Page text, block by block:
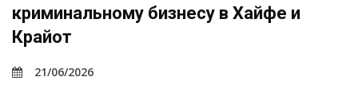
криминальному бизнесу в Хайфе и
Крайот
21/06/2026